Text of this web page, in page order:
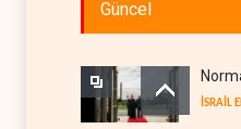
Güncel
İSRAİL